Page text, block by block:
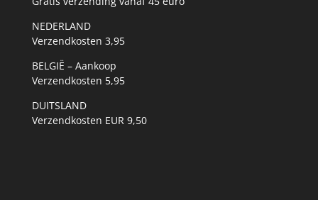
NEDERLAND
Verzendkosten 3,95
BELGIË – Aankoop
Verzendkosten 5,95
DUITSLAND
Verzendkosten EUR 9,50